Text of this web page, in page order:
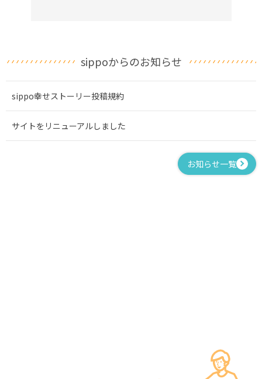
sippoからのお知らせ
sippo幸せストーリー投稿規約
サイトをリニューアルしました
お知らせ一覧